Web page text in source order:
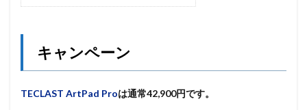
キャンペーン
TECLAST ArtPad Proは通常42,900円です。